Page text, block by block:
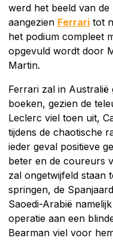
werd het beeld van de
aangezien Ferrari tot
het podium compleet
opgevuld wordt door
Martin.
Ferrari zal in Australië
boeken, gezien de
Leclerc viel toen uit,
tijdens de chaotische
ieder geval positieve
beter en de coureurs
zal ongetwijfeld staan
springen, de
Saoedi-Arabië
operatie aan een
Bearman viel voor